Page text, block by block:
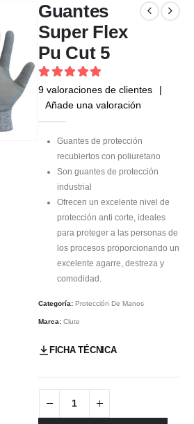
Guantes
Super Flex
Pu Cut 5
5 out of 5
9 valoraciones de clientes
|
Añade una valoración
Guantes de protección
recubiertos con poliuretano
Son guantes de protección
industrial
Ofrecen un excelente nivel de
protección anti corte, ideales
para proteger a las personas de
los procesos proporcionando un
excelente agarre, destreza y
comodidad.
Categoría: Protección De Manos
Marca: Clute
FICHA TÉCNICA